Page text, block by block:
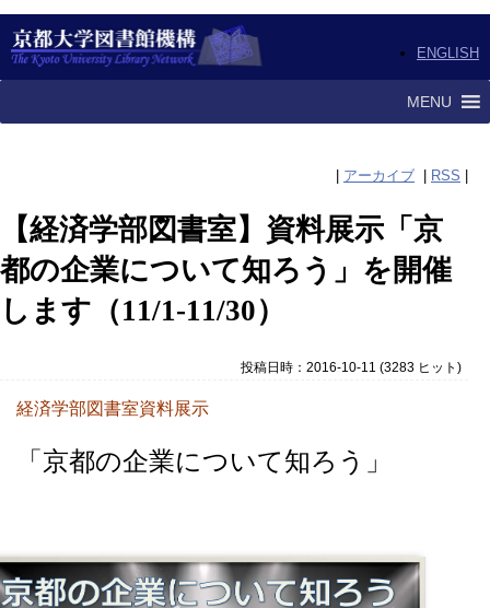
ENGLISH
MENU
アーカイブ RSS
【経済学部図書室】資料展示「京
都の企業について知ろう」を開催
します（11/1-11/30）
投稿日時：2016-10-11 (3283 ヒット )
経済学部図書室資料展示
「京都の企業について知ろう」